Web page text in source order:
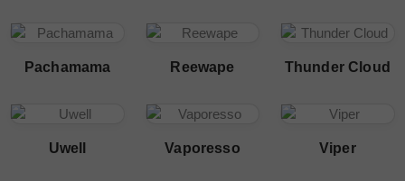
Pachamama Reewape Thunder Cloud
Uwell Vaporesso Viper